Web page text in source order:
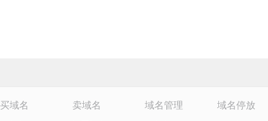
买域名 卖域名 域名管理 域名停放